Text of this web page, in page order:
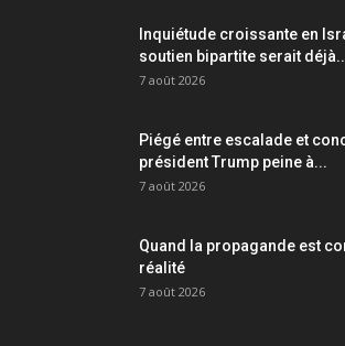
Inquiétude croissante en
soutien bipartite serait
7 août 2026
Piégé entre escalade et
président Trump peine à...
7 août 2026
Quand la propagande est
réalité
7 août 2026